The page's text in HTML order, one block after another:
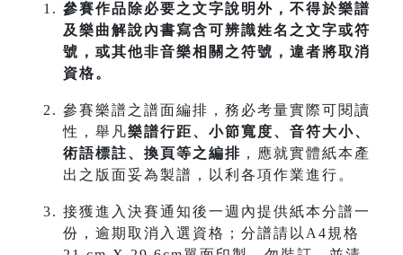
參賽作品除必要之文字說明外，不得於樂譜
及樂曲解說內書寫含可辨識姓名之文字或符
號，或其他非音樂相關之符號，違者將取消
資格。
參賽樂譜之譜面編排，務必考量實際可閱讀
性，舉凡樂譜行距、小節寬度、音符大小、
術語標註、換頁等之編排 ，應就實體紙本產
出之版面妥為製譜，以利各項作業進行。
接獲進入決賽通知後一週內提供紙本分譜一
份，逾期取消入選資格；分譜請以A4規格